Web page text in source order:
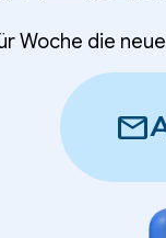
Woche die
mail